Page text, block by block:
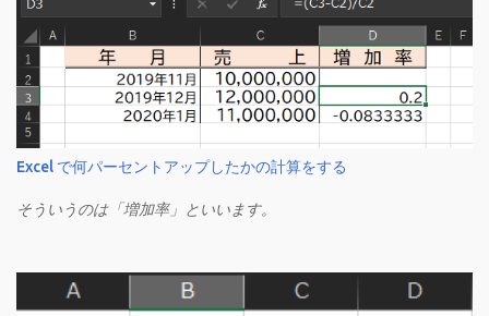
Excel で何パーセントアップしたかの計算をする
そういうのは「増加率」といいます。